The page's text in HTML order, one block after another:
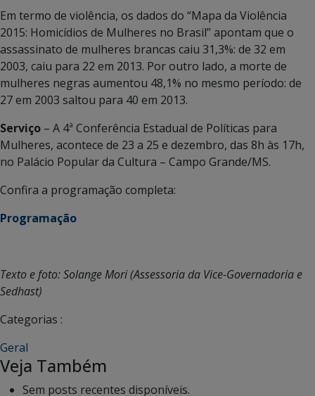
Em termo de violência, os dados do “Mapa da Violência
2015: Homicídios de Mulheres no Brasil” apontam que o
assassinato de mulheres brancas caiu 31,3%: de 32 em
2003, caiu para 22 em 2013. Por outro lado, a morte de
mulheres negras aumentou 48,1% no mesmo período: de
27 em 2003 saltou para 40 em 2013.
Serviço – A 4ª Conferência Estadual de Políticas para
Mulheres, acontece de 23 a 25 e dezembro, das 8h às 17h,
no Palácio Popular da Cultura – Campo Grande/MS.
Confira a programação completa:
Programação
Texto e foto: Solange Mori (Assessoria da Vice-Governadoria e
Sedhast)
Categorias :
Geral
Veja Também
Sem posts recentes disponíveis.